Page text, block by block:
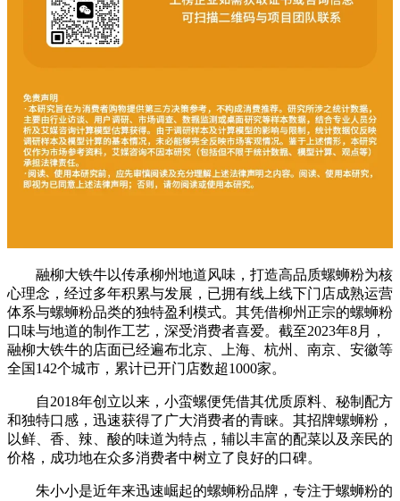
融柳大铁牛以传承柳州地道风味，打造高品质螺蛳粉为核
心理念，经过多年积累与发展，已拥有线上线下门店成熟运营
体系与螺蛳粉品类的独特盈利模式。其凭借柳州正宗的螺蛳粉
口味与地道的制作工艺，深受消费者喜爱。截至2023年8月，
融柳大铁牛的店面已经遍布北京、上海、杭州、南京、安徽等
全国142个城市，累计已开门店数超1000家。
自2018年创立以来，小蛮螺便凭借其优质原料、秘制配方
和独特口感，迅速获得了广大消费者的青睐。其招牌螺蛳粉，
以鲜、香、辣、酸的味道为特点，辅以丰富的配菜以及亲民的
价格，成功地在众多消费者中树立了良好的口碑。
朱小小是近年来迅速崛起的螺蛳粉品牌，专注于螺蛳粉的